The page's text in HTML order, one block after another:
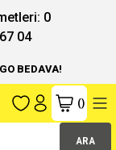
0
04
BEDAVA!
ARA
()